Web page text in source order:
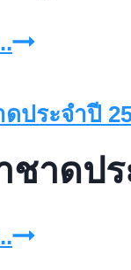
ลี
เพา
เวอร์
หุ้น
ปริ
สิริ
ชาดป
งาน